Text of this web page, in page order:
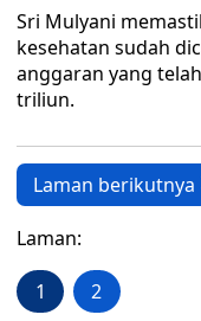
Sri Mulyani
kesehatan sudah
anggaran yang
triliun.
Laman berikutnya
Laman:
1 2